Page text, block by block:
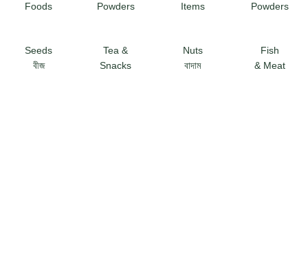
Foods
Seeds
বীজ
Powders
Tea &
Snacks
Items
Nuts
বাদাম
Powders
Fish
& Meat